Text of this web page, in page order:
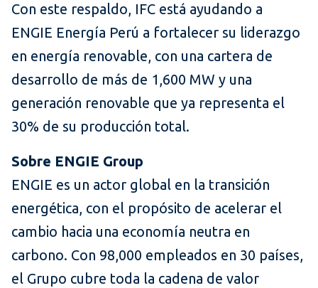
Con este respaldo, IFC está ayudando a
ENGIE Energía Perú a fortalecer su liderazgo
en energía renovable, con una cartera de
desarrollo de más de 1,600 MW y una
generación renovable que ya representa el
30% de su producción total.
Sobre ENGIE Group
ENGIE es un actor global en la transición
energética, con el propósito de acelerar el
cambio hacia una economía neutra en
carbono. Con 98,000 empleados en 30 países,
el Grupo cubre toda la cadena de valor